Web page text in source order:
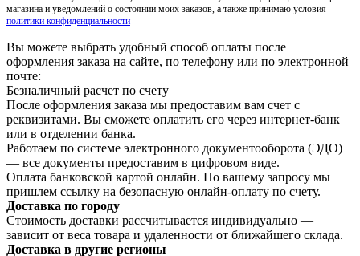
магазина и уведомлений о состоянии моих заказов, а также принимаю условия
политики конфиденциальности
Вы можете выбрать удобный способ оплаты после
оформления заказа на сайте, по телефону или по электронной
почте:
Безналичный расчет по счету
После оформления заказа мы предоставим вам счет с
реквизитами. Вы сможете оплатить его через интернет-банк
или в отделении банка.
Работаем по системе электронного документооборота (ЭДО)
— все документы предоставим в цифровом виде.
Оплата банковской картой онлайн. По вашему запросу мы
пришлем ссылку на безопасную онлайн-оплату по счету.
Доставка по городу
Стоимость доставки рассчитывается индивидуально —
зависит от веса товара и удаленности от ближайшего склада.
Доставка в другие регионы